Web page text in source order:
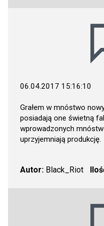
06.04.2017 15:16:10
Grałem w mnóstwo
posiadają one świetną
wprowadzonych
uprzyjemniają produkcję.
Autor: Black_Riot